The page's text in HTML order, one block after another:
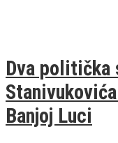
Dva politička
Banjoj Luci